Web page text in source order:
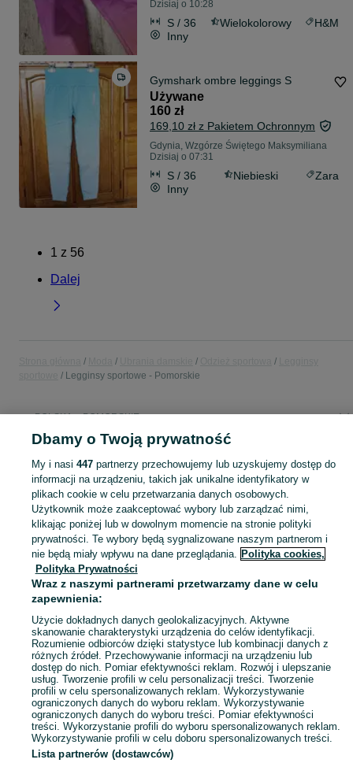
Dzisiaj o 10:28
S / 36 Wielokolorowy
H&M
Inny
Gymshark ombre leggings S
Używane
160 zł
169,10 zł z Pakietem Ochronnym
Gdynia, Wzgórze Świętego Maksymiliana
Dzisiaj o 07:31
S / 36 Niebieski
Zara
Inny
1 z 56
Dalej
Legginsy sportowe - Pomorskie
POLSKA » POMORSKIE
KATEGORIA
Szeroki wybór legginsów sportowych damskich Pomorskie ▶️ kompresyjne i z kieszonką ✅ Nowe i używane w atrakcyjnych cenach ✌ Znajdź oferty na OLX.pl!
Mapa kategorii
Mapa miejscowości
Mapa ministron
Popularne wyszukiwania
Dbamy o Twoją prywatność
My i nasi 447partnerzy przechowujemy lub uzyskujemy dostęp do
informacji na urządzeniu, takich jak unikalne identyfikatory w
plikach cookie w celu przetwarzania danych osobowych.
Użytkownik może zaakceptować wybory lub zarządzać nimi,
klikając poniżej lub w dowolnym momencie na stronie polityki
prywatności. Te wybory będą sygnalizowane naszym partnerom i
nie będą miały wpływu na dane przeglądania. Polityka cookies,
Polityka Prywatności
Wraz z naszymi partnerami przetwarzamy dane w celu
zapewnienia:
Użycie dokładnych danych geolokalizacyjnych. Aktywne
skanowanie charakterystyki urządzenia do celów identyfikacji.
Rozumienie odbiorców dzięki statystyce lub kombinacji danych z
różnych źródeł. Przechowywanie informacji na urządzeniu lub
dostęp do nich. Pomiar efektywności reklam. Rozwój i ulepszanie
usług. Tworzenie profili w celu personalizacji treści. Tworzenie
profili w celu spersonalizowanych reklam. Wykorzystywanie
ograniczonych danych do wyboru reklam. Wykorzystywanie
ograniczonych danych do wyboru treści. Pomiar efektywności
treści. Wykorzystanie profili do wyboru spersonalizowanych reklam.
Wykorzystywanie profili w celu doboru spersonalizowanych treści.
Lista partnerów (dostawców)